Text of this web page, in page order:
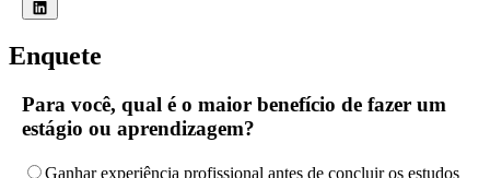
Enquete
Para você, qual é o maior benefício de fazer um
estágio ou aprendizagem?
Ganhar experiência profissional antes de concluir os estudos